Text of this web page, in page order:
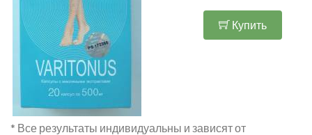
Купить
* Все результаты индивидуальны и зависят от